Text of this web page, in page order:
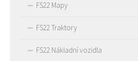
FS22 Mapy
FS22 Traktory
FS22 Nákladní vozidla